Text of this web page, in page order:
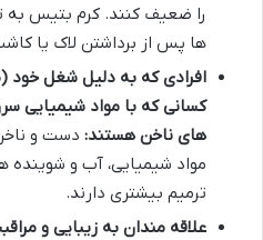
را ضعیف کنند. کرم بتیس به
ها پس از برداشتن لاک یا
افرادی که به دلیل شغل خود
کسانی که با مواد شیمیایی
های ناخن هستند: دست و
مواد شیمیایی، آب و شوینده
ترمیم بیشتری دارند.
علاقه مندان به زیبایی و